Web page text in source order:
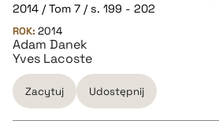
2014 / Tom 7 / s. 199 - 202
ROK: 2014
Adam Danek
Yves Lacoste
Zacytuj Udostępnij